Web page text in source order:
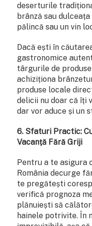
deserturile
brânză sau
pălincă sau un vin
Dacă ești în
gastronomice
târgurile de
achiziționa
produse locale
delicii nu doar că îți
dar vor aduce și un
6. Sfaturi Practic:
Vacanță Fără Griji
Pentru a te asigura
România decurge
te pregătești
verifică prognoza
plănuiești să
hainele potrivite. În